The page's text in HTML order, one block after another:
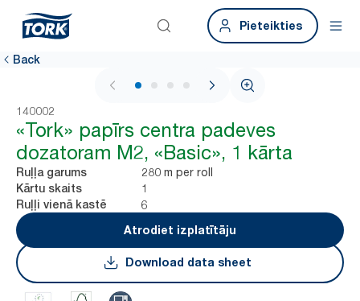
Pieteikties
Back
1 / 4
140002
«Tork» papīrs centra padeves
dozatoram M2, «Basic», 1 kārta
Ruļļa garums 280 m per roll
Kārtu skaits 1
Ruļļi vienā kastē
6
Atrodiet izplatītāju
Download data sheet